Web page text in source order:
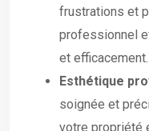
frustrations et
professionnel
et efficacement.
Esthétique
soignée et
votre propriété